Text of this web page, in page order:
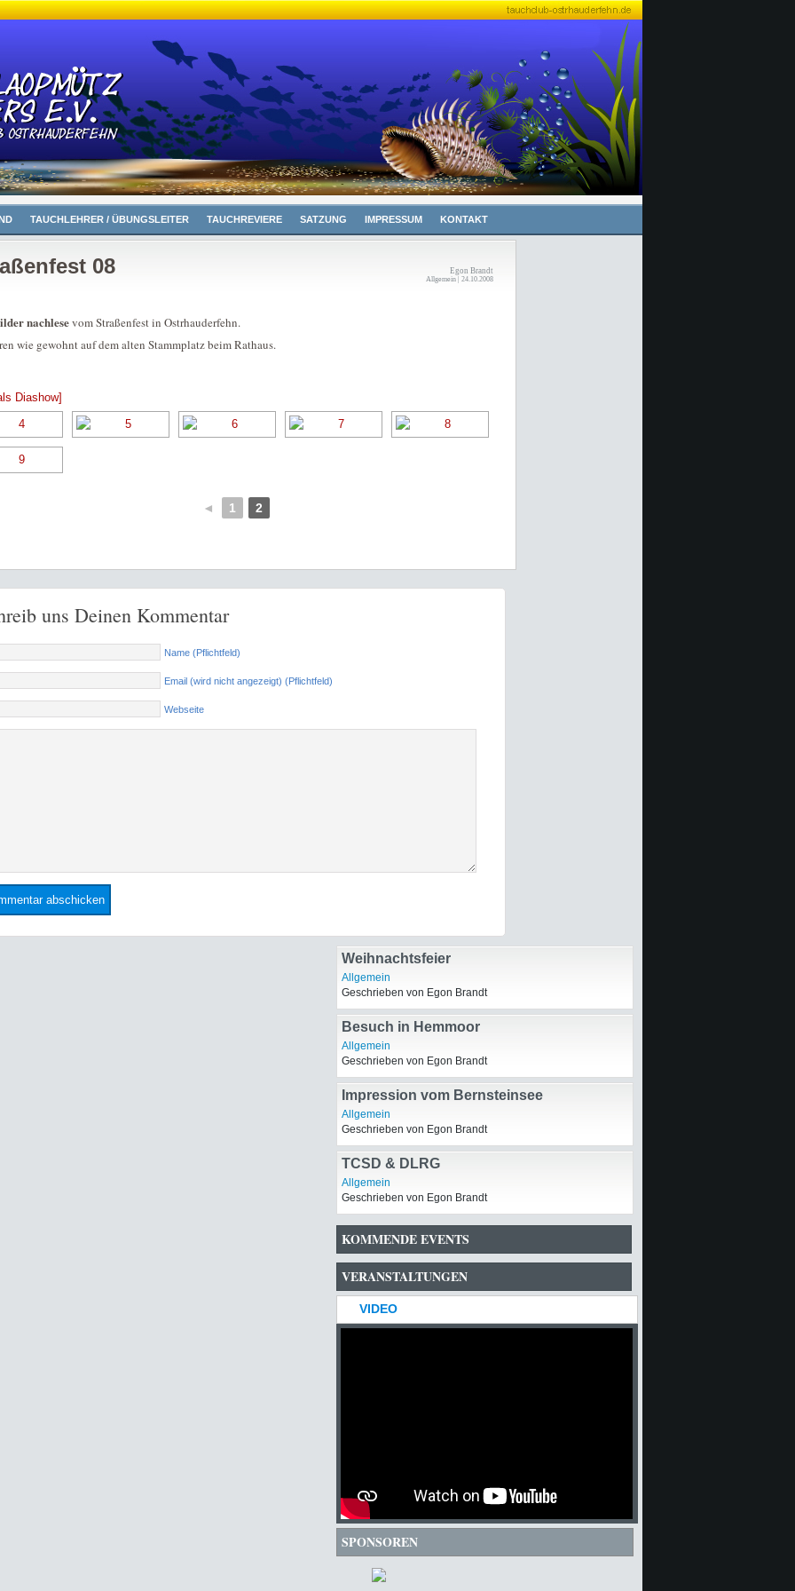
TAUCHLEHRER / ÜBUNGSLEITER TAUCHREVIERE SATZUNG IMPRESSUM KONTAKT
08 Egon Brandt
Allgemein | 24.10.2008
nachlesevom Straßenfest in Ostrhauderfehn.
wie gewohnt auf dem alten Stammplatz beim Rathaus.
Diashow]
◄ 1 2
uns Deinen Kommentar
Name (Pflichtfeld)
Email (wird nicht angezeigt) (Pflichtfeld)
Webseite
Weihnachtsfeier
Allgemein
Geschrieben von Egon Brandt
Besuch in Hemmoor
Allgemein
Geschrieben von Egon Brandt
Impression vom Bernsteinsee
Allgemein
Geschrieben von Egon Brandt
TCSD & DLRG
Allgemein
Geschrieben von Egon Brandt
KOMMENDE EVENTS
VERANSTALTUNGEN
VIDEO
SPONSOREN